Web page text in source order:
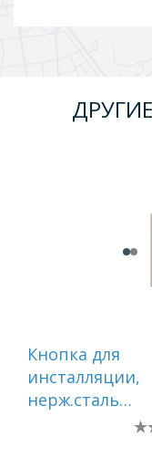
Кнопка для
инсталляции,
нерж.сталь
BRUSH